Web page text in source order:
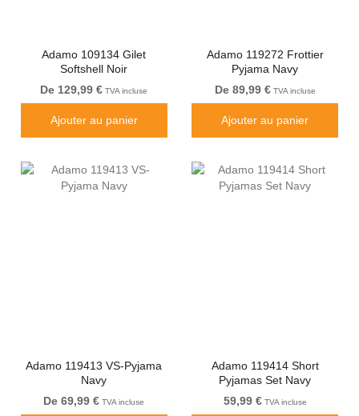
Adamo 109134 Gilet
Softshell Noir
De 129,99 € TVA incluse
Ajouter au panier
Adamo 119272 Frottier
Pyjama Navy
De 89,99 €TVA incluse
Ajouter au panier
Adamo 119413 VS-Pyjama
Navy
De 69,99 € TVA incluse
Adamo 119414 Short
Pyjamas Set Navy
59,99 €TVA incluse